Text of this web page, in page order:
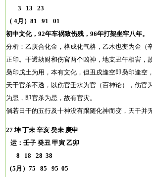
3 13 23
（ 4月）81 91 01
初中文化，92年车祸致伤残，96年打架坐牢八年。
分析：乙庚合化金，格成化气格，乙木也变为金
正印。干透劫财和伤官两个凶神，地支丑午相害，
枭印戊土为用，本有文化，但丑戌逢空即枭印逢空
天干官杀不透，以伤官壬水为官（百神论），伤
为忌，即官杀为忌，故有官灾。
倘若日干的五行及十神没有跟随化神而变，天干
27 坤 丁未 辛亥 癸未 庚申
运：壬子 癸丑 甲寅 乙卯
8 18 28 38
（5月）75 85 95 05